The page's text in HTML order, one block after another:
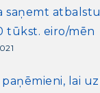
saņemt
tūkst. eiro/mēn
paņēmieni, lai